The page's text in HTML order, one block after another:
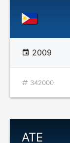
2009
342000
ATE